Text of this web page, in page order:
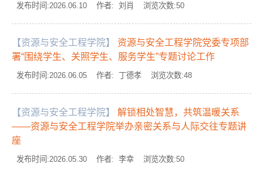
发布时间:2026.06.10 作者: 刘肖 浏览次数:50
【资源与安全工程学院】
资源与安全工程学院党委专项部
署“围绕学生、关照学生、服务学生”专题讨论工作
发布时间:2026.06.05 作者: 丁德孝 浏览次数:48
【资源与安全工程学院】
解锁相处智慧，共筑温暖关系
——资源与安全工程学院举办亲密关系与人际交往专题讲
座
发布时间:2026.05.30 作者: 李幸 浏览次数:50